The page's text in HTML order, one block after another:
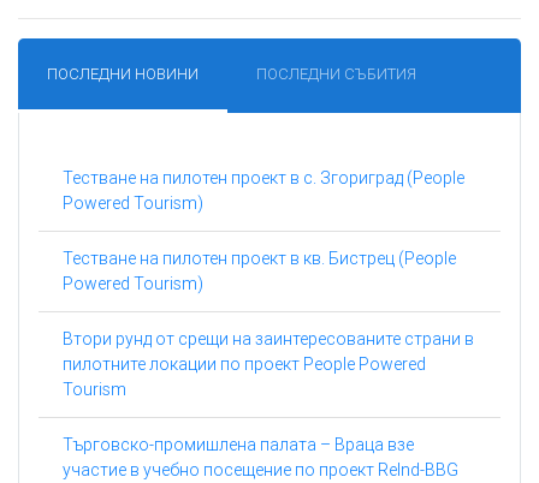
ПОСЛЕДНИ НОВИНИ ПОСЛЕДНИ СЪБИТИЯ
Тестване на пилотен проект в с. Згориград (People
Powered Tourism)
Тестване на пилотен проект в кв. Бистрец (People
Powered Tourism)
Втори рунд от срещи на заинтересованите страни в
пилотните локации по проект People Powered
Tourism
Търговско-промишлена палата – Враца взе
участие в учебно посещение по проект ReInd-BBG